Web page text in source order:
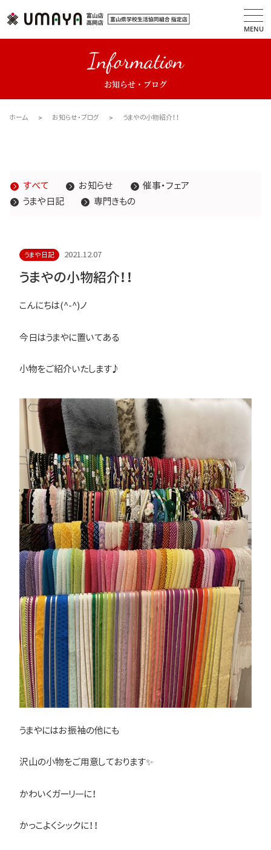
MENU
Information
お知らせ・ブログ
ホーム お知らせ・ブログ うまやの小物紹介！！
すべて お知らせ
催事・フェア
うまや日記
専門きもの
うまや日記 2021.12.07
うまやの小物紹介！！
こんにちは(^-^)ノ
今日はうまやに置いてある
小物をご紹介いたします♪
うまやにはお振袖の他にも
沢山の小物をご用意しております✨
かわいくガーリ―に！
かっこよくシックに！！